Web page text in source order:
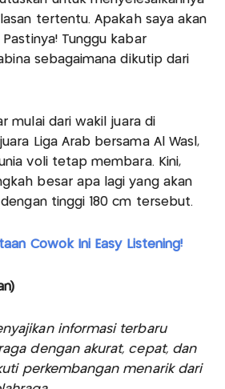
tertentu. Apakah saya akan
Tunggu kabar
sebagaimana dikutip dari
mulai dari wakil juara di
Liga Arab bersama Al Wasl,
voli tetap membara. Kini,
besar apa lagi yang akan
tinggi 180 cm tersebut.
Cowok Ini Easy Listening!
informasi terbaru
dengan akurat, cepat, dan
perkembangan menarik dari